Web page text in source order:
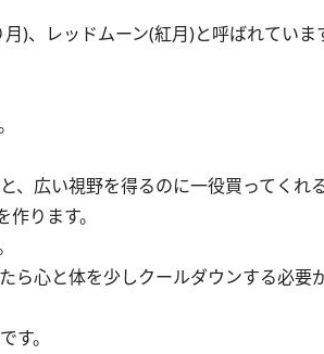
)、レッドムーン(紅月)と呼ばれていま
広い視野を得るのに一役買ってくれる
ります。
心と体を少しクールダウンする必要が
す。